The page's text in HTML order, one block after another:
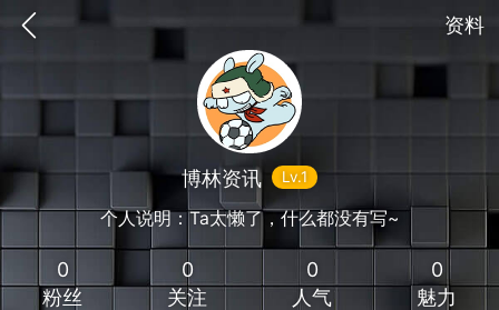
资料
博林资讯 Lv.1
个人说明：Ta太懒了，什么都没有写~
0
粉丝
0
关注
0
人气
0
魅力